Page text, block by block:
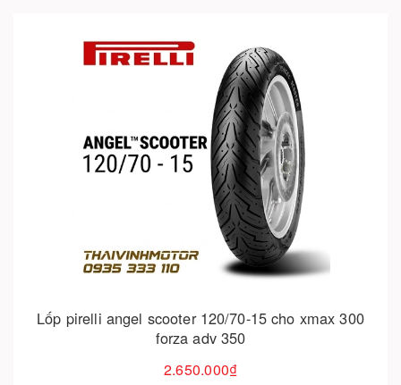
Lốp pirelli angel scooter 120/70-15 cho xmax 300
forza adv 350
2.650.000₫
Cho vào giỏ hàng